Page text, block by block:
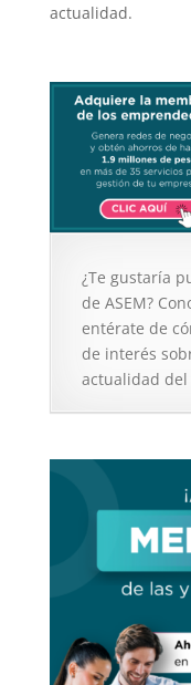
actualidad.
¿Te gustaría
de ASEM?
entérate de
de interés
actualidad